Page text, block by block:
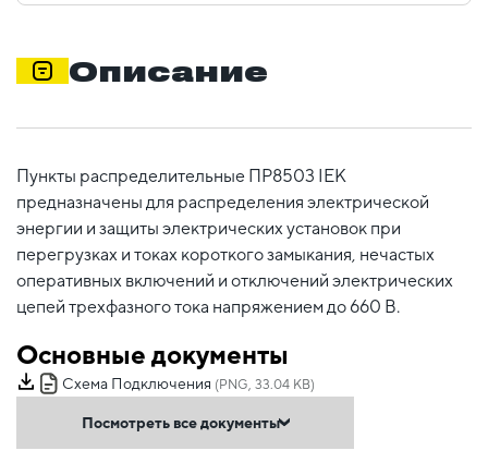
Описание
Пункты распределительные ПР8503 IEK
предназначены для распределения электрической
энергии и защиты электрических установок при
перегрузках и токах короткого замыкания, нечастых
оперативных включений и отключений электрических
цепей трехфазного тока напряжением до 660 В.
Основные документы
Схема Подключения (PNG, 33.04 KB)
Посмотреть все документы